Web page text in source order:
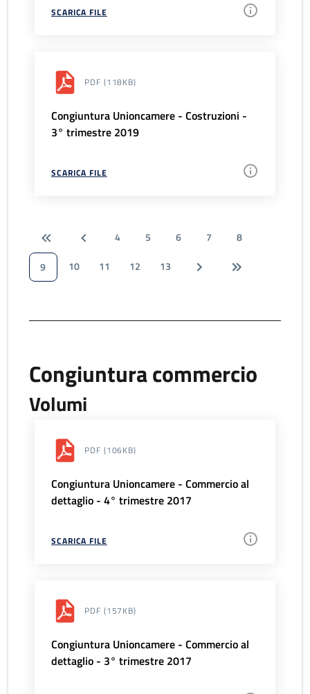
SCARICA FILE
PDF (118KB)
Congiuntura Unioncamere - Costruzioni -
3° trimestre 2019
SCARICA FILE
4 5 6 7
8
9
10 11 12 13
Congiuntura commercio
Volumi
PDF (106KB)
Congiuntura Unioncamere - Commercio al
dettaglio - 4° trimestre 2017
SCARICA FILE
PDF (157KB)
Congiuntura Unioncamere - Commercio al
dettaglio - 3° trimestre 2017